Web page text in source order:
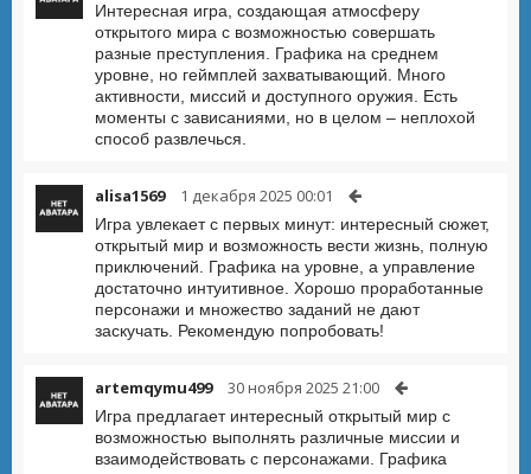
Интересная игра, создающая атмосферу
открытого мира с возможностью совершать
разные преступления. Графика на среднем
уровне, но геймплей захватывающий. Много
активности, миссий и доступного оружия. Есть
моменты с зависаниями, но в целом – неплохой
способ развлечься.
alisa1569 1 декабря 2025 00:01
Игра увлекает с первых минут: интересный сюжет,
открытый мир и возможность вести жизнь, полную
приключений. Графика на уровне, а управление
достаточно интуитивное. Хорошо проработанные
персонажи и множество заданий не дают
заскучать. Рекомендую попробовать!
artemqymu499 30 ноября 2025 21:00
Игра предлагает интересный открытый мир с
возможностью выполнять различные миссии и
взаимодействовать с персонажами. Графика